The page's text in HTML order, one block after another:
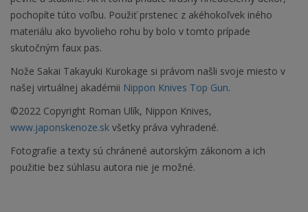
pochopíte túto voľbu. Použiť prstenec z akéhokoľvek iného
materiálu ako byvolieho rohu by bolo v tomto prípade
skutočným faux pas.
Nože Sakai Takayuki Kurokage si právom našli svoje miesto v
našej virtuálnej akadémii Nippon Knives Top Gun.
©2022 Copyright Roman Ulík, Nippon Knives,
www.japonskenoze.sk všetky práva vyhradené.
Fotografie a texty sú chránené autorským zákonom a ich
použitie bez súhlasu autora nie je možné.